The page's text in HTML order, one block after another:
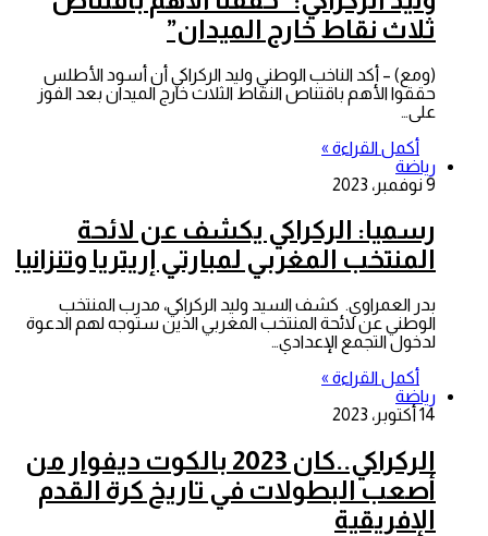
ثلاث نقاط خارج الميدان”
(ومع) – أكد الناخب الوطني وليد الركراكي أن أسود الأطلس
حققوا الأهم باقتناص النقاط الثلاث خارج الميدان بعد الفوز
على…
أكمل القراءة »
رياضة
9 نوفمبر، 2023
رسميا: الركراكي يكشف عن لائحة
المنتخب المغربي لمبارتي إريتريا وتنزانيا
بدر العمراوي. كشف السيد وليد الركراكي، مدرب المنتخب
الوطني عن لائحة المنتخب المغربي الذين ستوجه لهم الدعوة
لدخول التجمع الإعدادي…
أكمل القراءة »
رياضة
14 أكتوبر، 2023
الركراكي..كان 2023 بالكوت ديفوار من
أصعب البطولات في تاريخ كرة القدم
الإفريقية